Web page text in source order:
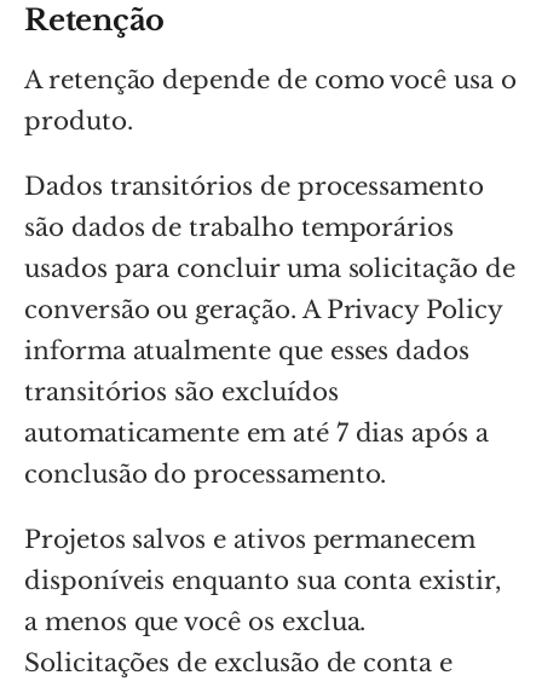
Retenção
A retenção depende de como você usa o
produto.
Dados transitórios de processamento
são dados de trabalho temporários
usados para concluir uma solicitação de
conversão ou geração. A Privacy Policy
informa atualmente que esses dados
transitórios são excluídos
automaticamente em até 7 dias após a
conclusão do processamento.
Projetos salvos e ativos permanecem
disponíveis enquanto sua conta existir,
a menos que você os exclua.
Solicitações de exclusão de conta e